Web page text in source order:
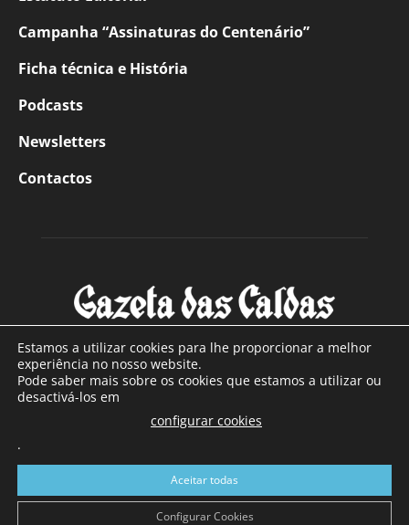
Campanha “Assinaturas do Centenário”
Ficha técnica e História
Podcasts
Newsletters
Contactos
SOBRE NÓS
Com sede nas Caldas da Rainha e mais de 90 anos de
a sul de distrito de Leiria, com mais de 40.000 leitores por
toda a região Oeste. Jornal com distribuição em Portugal
Continental e assinatura online.
Estamos a utilizar cookies para lhe proporcionar a melhor
experiência no nosso website.
Pode saber mais sobre os cookies que estamos a utilizar ou
desactivá-los em
configurar cookies
.
Aceitar todas
Configurar Cookies